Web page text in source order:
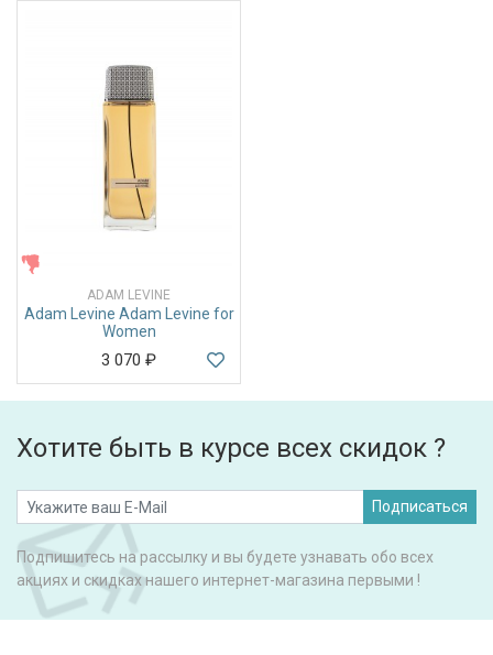
ADAM LEVINE
Adam Levine Adam Levine for
Women
3 070 ₽
Хотите быть в курсе всех скидок ?
Подписаться
Подпишитесь на рассылку и вы будете узнавать обо всех
акциях и скидках нашего интернет-магазина первыми !